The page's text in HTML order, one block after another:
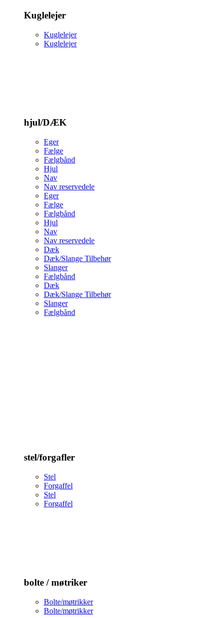
Kuglelejer
Kuglelejer
Kuglelejer
hjul/DÆK
Eger
Fælge
Fælgbånd
Hjul
Nav
Nav reservedele
Eger
Fælge
Fælgbånd
Hjul
Nav
Nav reservedele
Dæk
Dæk/Slange Tilbehør
Slanger
Fælgbånd
Dæk
Dæk/Slange Tilbehør
Slanger
Fælgbånd
stel/forgafler
Stel
Forgaffel
Stel
Forgaffel
bolte / møtriker
Bolte/møtrikker
Bolte/møtrikker